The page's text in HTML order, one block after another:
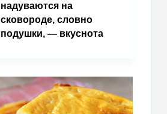
надуваются на
сковороде, словно
подушки, — вкуснота